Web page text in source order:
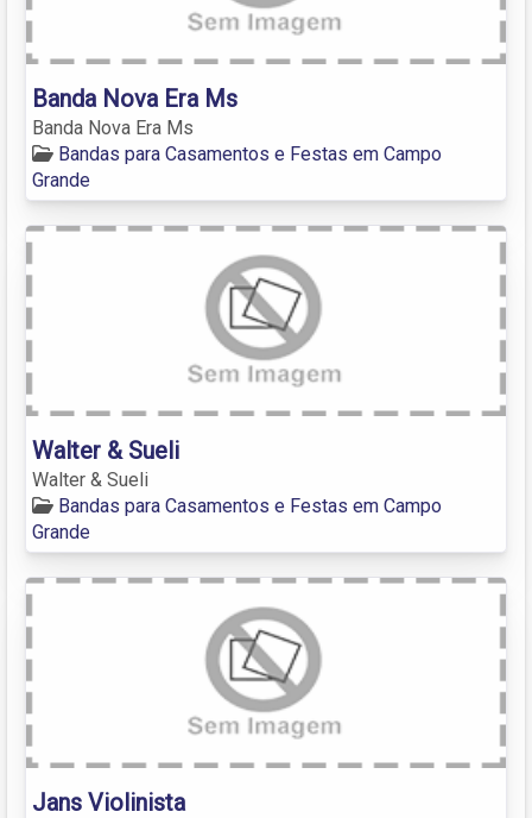
Banda Nova Era Ms
Banda Nova Era Ms
Bandas para Casamentos e Festas em Campo
Grande
Walter & Sueli
Walter & Sueli
Bandas para Casamentos e Festas em Campo
Grande
Jans Violinista